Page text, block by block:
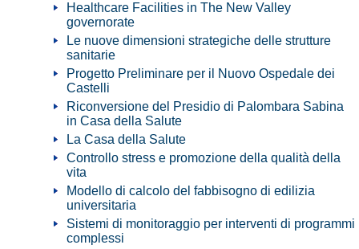
Healthcare Facilities in The New Valley
governorate
Le nuove dimensioni strategiche delle strutture
sanitarie
Progetto Preliminare per il Nuovo Ospedale dei
Castelli
Riconversione del Presidio di Palombara Sabina
in Casa della Salute
La Casa della Salute
Controllo stress e promozione della qualità della
vita
Modello di calcolo del fabbisogno di edilizia
universitaria
Sistemi di monitoraggio per interventi di programmi
complessi